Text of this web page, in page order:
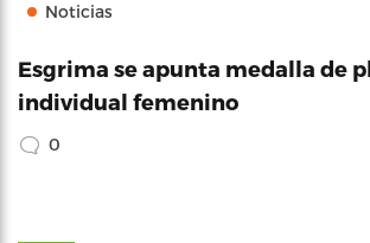
Noticias
Esgrima se apunta medalla de
individual femenino
0